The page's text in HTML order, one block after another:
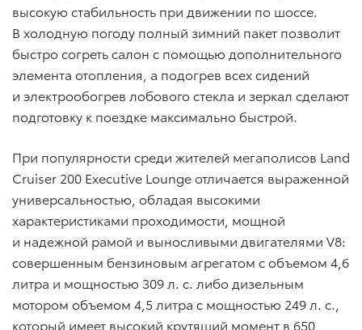
высокую стабильность при движении по шоссе.
В холодную погоду полный зимний пакет позволит
быстро согреть салон с помощью дополнительного
элемента отопления, а подогрев всех сидений
и электрообогрев лобового стекла и зеркал сделают
подготовку к поездке максимально быстрой.
При популярности среди жителей мегаполисов Land
Cruiser 200 Executive Lounge отличается выраженной
универсальностью, обладая высокими
характеристиками проходимости, мощной
и надежной рамой и выносливыми двигателями V8:
совершенным бензиновым агрегатом с объемом 4,6
литра и мощностью 309 л. с. либо дизельным
мотором объемом 4,5 литра с мощностью 249 л. с.,
который имеет высокий крутящий момент в 650